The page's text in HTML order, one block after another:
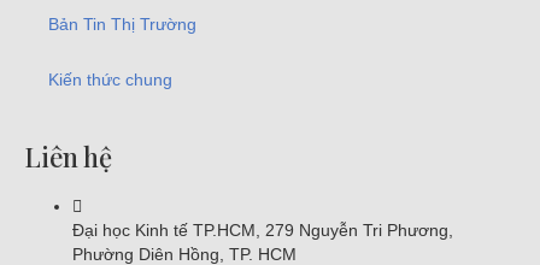
Bản Tin Thị Trường
Kiến thức chung
Liên hệ
Đại học Kinh tế TP.HCM, 279 Nguyễn Tri Phương,
Phường Diên Hồng, TP. HCM